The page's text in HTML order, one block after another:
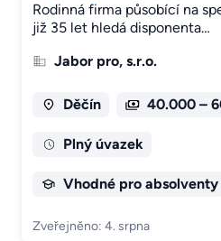
Rodinná firma působící na
již 35 let hledá disponenta…
Jabor pro, s.r.o.
Děčín 40.000 –
Plný úvazek
Vhodné pro absolventy
Zveřejněno: 4. srpna